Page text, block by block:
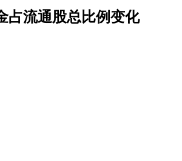
占流通股总比例变化